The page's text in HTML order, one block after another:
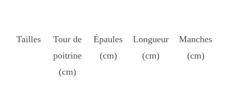
Tailles
Tour de
poitrine
(cm)
Épaules
(cm)
Longueur
(cm)
Manches
(cm)